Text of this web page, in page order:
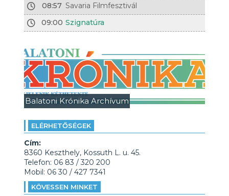
08:57 Savaria Filmfesztivál
09:00 Szignatúra
Balatoni Krónika Archívum
ELÉRHETŐSÉGEK
Cím:
8360 Keszthely, Kossuth L. u. 45.
Telefon: 06 83 / 320 200
Mobil: 06 30 / 427 7341
KÖVESSEN MINKET